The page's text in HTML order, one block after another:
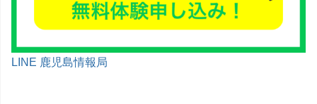
LINE 鹿児島情報局